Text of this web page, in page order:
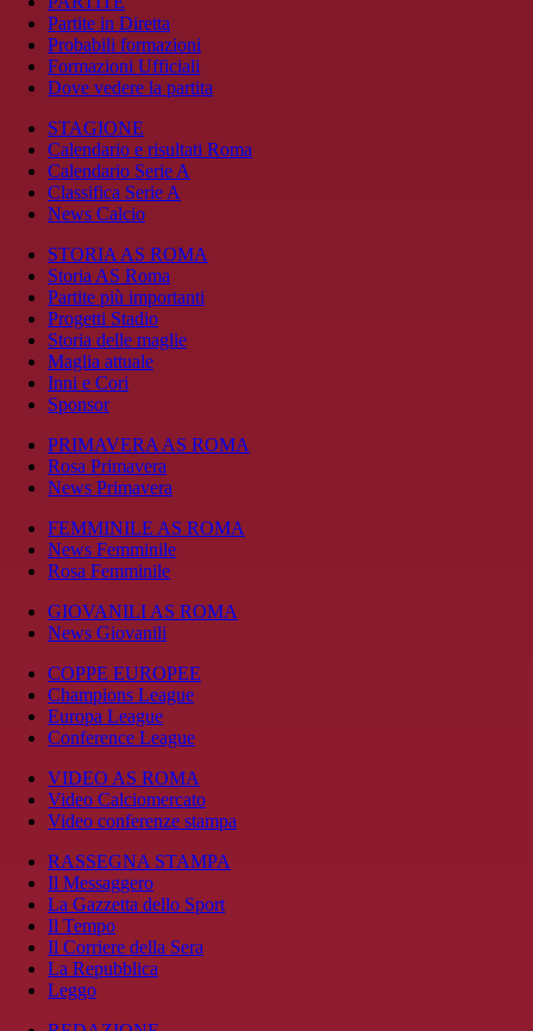
Partite in Diretta
Probabili formazioni
Formazioni Ufficiali
Dove vedere la partita
STAGIONE
Calendario e risultati Roma
Calendario Serie A
Classifica Serie A
News Calcio
STORIA AS ROMA
Storia AS Roma
Partite più importanti
Progetti Stadio
Storia delle maglie
Maglia attuale
Inni e Cori
Sponsor
PRIMAVERA AS ROMA
Rosa Primavera
News Primavera
FEMMINILE AS ROMA
News Femminile
Rosa Femminile
GIOVANILI AS ROMA
News Giovanili
COPPE EUROPEE
Champions League
Europa League
Conference League
VIDEO AS ROMA
Video Calciomercato
Video conferenze stampa
RASSEGNA STAMPA
Il Messaggero
La Gazzetta dello Sport
Il Tempo
Il Corriere della Sera
La Repubblica
Leggo